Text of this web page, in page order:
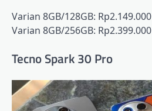
Varian 8GB/128GB: Rp2.149.000
Varian 8GB/256GB: Rp2.399.000
Tecno Spark 30 Pro